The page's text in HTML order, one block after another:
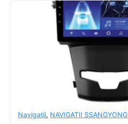
Navigatii, NAVIGATII SSANGYONG